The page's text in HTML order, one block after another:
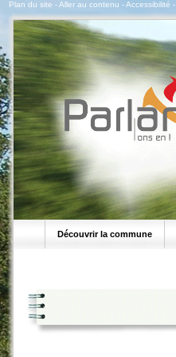
Plan du site -Aller au contenu -Accessibilité -
Découvrir la commune